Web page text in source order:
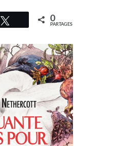
Tweetez 0
PARTAGES